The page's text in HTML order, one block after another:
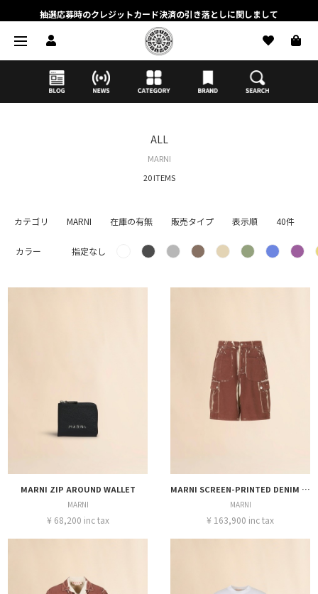
抽選応募時のクレジットカード決済の引き落としに関しまして
【応募前に必ずお読みください】抽選応募に関する注意事項
MORTAR ONLINE STOREの会員に関しまして
ALL
MARNI
20 ITEMS
カテゴリ MARNI 在庫の有無 販売タイプ 表示順 40件
カラー 指定なし
MARNI ZIP AROUND WALLET
MARNI
¥ 68,200 inc tax
MARNI SCREEN-PRINTED DENIM CARGO SHORTS
MARNI
¥ 163,900 inc tax